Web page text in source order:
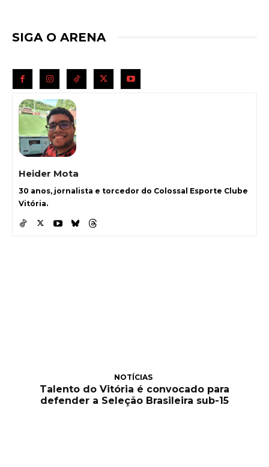
SIGA O ARENA
Heider Mota
30 anos, jornalista e torcedor do Colossal Esporte Clube
Vitória.
NOTÍCIAS
Talento do Vitória é convocado para
defender a Seleção Brasileira sub-15